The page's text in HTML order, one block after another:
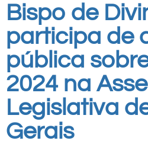
Bispo de
participa de
pública
2024 na
Legislativa
Gerais